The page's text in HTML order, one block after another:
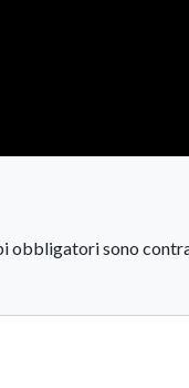
obbligatori sono